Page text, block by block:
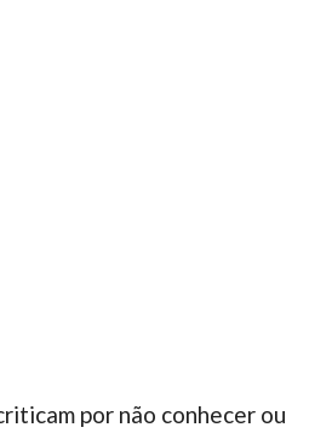
por não conhecer ou